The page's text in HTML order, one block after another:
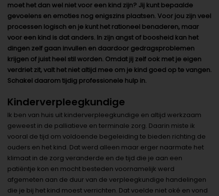
moet het dan wel niet voor een kind zijn? Jij kunt bepaalde
gevoelens en emoties nog enigszins plaatsen. Voor jou zijn veel
processen logisch en je kunt het rationeel benaderen, maar
voor een kind is dat anders. In zijn angst of boosheid kan het
dingen zelf gaan invullen en daardoor gedragsproblemen
krijgen of juist heel stil worden. Omdat jij zelf ook met je eigen
verdriet zit, valt het niet altijd mee om je kind goed op te vangen.
Schakel daarom tijdig professionele hulp in.
Kinderverpleegkundige
Ik ben van huis uit kinderverpleegkundige en altijd werkzaam
geweest in de palliatieve en terminale zorg. Daarin miste ik
vooral de tijd om voldoende begeleiding te bieden richting de
ouders en het kind. Dat werd alleen maar erger naarmate het
klimaat in de zorg veranderde en de tijd die je aan een
patiëntje kon en mocht besteden voornamelijk werd
afgemeten aan de duur van de verpleegkundige handelingen
die je bij het kind moest verrichten. Dat voelde niet oké en vond